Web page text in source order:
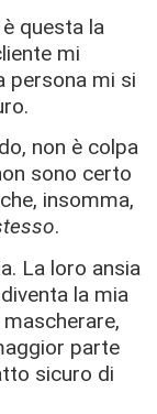
questa la
mi
persona mi si
non è colpa
sono certo
insomma,
.
La loro ansia
la mia
parte
sicuro di